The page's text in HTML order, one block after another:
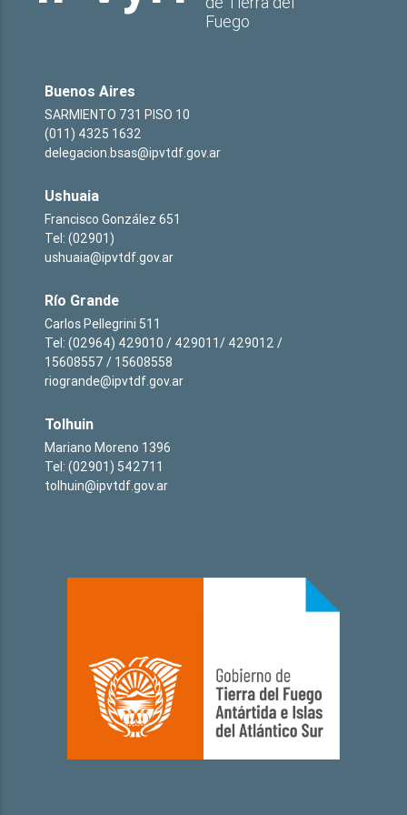
Fuego
Buenos Aires
SARMIENTO 731 PISO 10
(011) 4325 1632
delegacion.bsas@ipvtdf.gov.ar
Ushuaia
Francisco González 651
Tel: (02901)
ushuaia@ipvtdf.gov.ar
Río Grande
Carlos Pellegrini 511
Tel: (02964) 429010 / 429011/ 429012 /
15608557 / 15608558
riogrande@ipvtdf.gov.ar
Tolhuin
Mariano Moreno 1396
Tel: (02901) 542711
tolhuin@ipvtdf.gov.ar